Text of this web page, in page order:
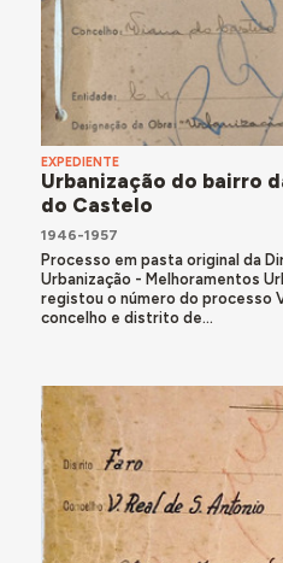
EXPEDIENTE
Urbanização do bairro
do Castelo
1946-1957
Processo em pasta original da
Urbanização - Melhoramentos
registou o número do processo
concelho e distrito de...